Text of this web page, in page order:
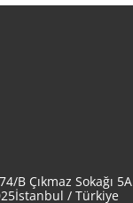
B Çıkmaz Sokağı 5A
İstanbul / Türkiye